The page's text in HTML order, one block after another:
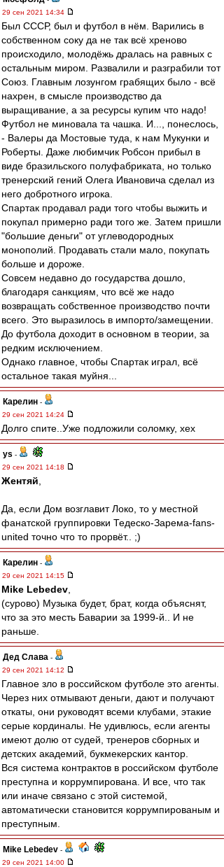
29 сен 2021 14:34
Был СССР, был и футбол в нём. Варились в
собственном соку да не так всё хреново
происходило, молодёжь дралась на равных с
остальным миром. Развалили и разграбили тот
Союз. Главным лозунгом грабящих было - всё
нахрен, в смысле производство да
выращивание, а за ресурсы купим что надо!
Футбол не миновала та чашка. И..., понеслось,
- Валеры да Мостовые туда, к нам Мукунки и
Роберты. Даже любимчик Робсон прибыл в
виде бразильского полуфабриката, но только
тренерский гений Олега Ивановича сделал из
него добротного игрока.
Спартак продавал ради того чтобы выжить и
покупал примерно ради того же. Затем пришли
"большие деньги" от углеводородных
монополий. Продавать стали мало, покупать
больше и дороже.
Совсем недавно до государства дошло,
благодаря санкциям, что всё же надо
возвращать собственное производство почти
всего. Это выразилось в импорто/замещении.
До футбола доходит в основном в теории, за
редким исключением.
Однако главное, чтобы Спартак играл, всё
остальное такая муйня...
Карелин -
29 сен 2021 14:24
Долго спите..Уже подложили соломку, хех
ys -
29 сен 2021 14:18
Жентяй
Да, если Дом возглавит Локо, то у местной
фанатской группировки Тедеско-Зарема-fans-
united точно что то прорвёт.. ;)
Карелин -
29 сен 2021 14:15
Mike Lebedev
(сурово) Музыка будет, брат, когда объяснят,
что за это месть Баварии за 1999-й.. И не
раньше.
Дед Слава -
29 сен 2021 14:12
Главное зло в российском футболе это агенты.
Через них отмывают деньги, дают и получают
откаты, они руководят всеми клубами, этакие
серые кординалы. Не удивлюсь, если агенты
имеют долю от судей, тренеров сборных и
детских академий, букмекерских кантор.
Вся система контрактов в российском футболе
преступна и коррумпирована. И все, что так
или иначе связано с этой системой,
автоматически становится коррумпированым и
преступным.
Mike Lebedev -
29 сен 2021 14:00